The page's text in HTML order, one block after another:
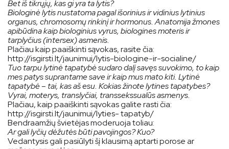
Bet iš tikrųjų, kas gi yra ta lytis?
Biologinė lytis nustatoma pagal išorinius ir vidinius lytinius
organus, chromosomų rinkinį ir hormonus. Anatomija žmones
apibūdina kaip biologinius vyrus, biologines moteris ir
tarplyčius (intersex) asmenis.
Plačiau kaip paaiškinti sąvokas, rasite čia:
http://isgirsti.lt/jaunimui/lytis-biologine-ir-socialine/
Tuo tarpu lytinė tapatybė sudaro dalį savęs suvokimo, to kaip
mes patys suprantame save ir kaip mus mato kiti. Lytinė
tapatybė – tai, kas aš esu. Kokias žinote lytines tapatybes?
Vyrai, moterys, translyčiai, transsekssualūs asmenys.
Plačiau, kaip paaiškinti sąvokas galite rasti čia:
http://isgirsti.lt/jaunimui/lyties- tapatyb/
Bendraamžių švietėjas moderuoja toliau:
Ar gali lyčių dėžutės būti pavojingos? Kuo?
Vedantysis gali pasiūlyti šį klausimą aptarti porose ar